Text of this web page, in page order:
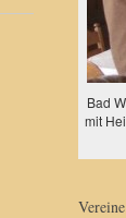
Bad
mit